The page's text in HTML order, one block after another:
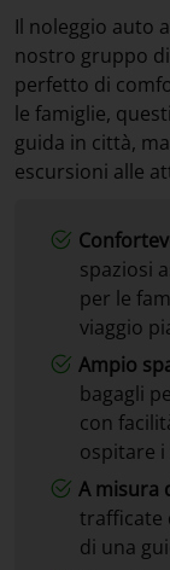
Il noleggio auto
nostro gruppo
perfetto di
le famiglie,
guida in città,
escursioni alle
spaziosi
per le
viaggio
Ampio
bagagli
con
ospitare
A misura
trafficate
di una